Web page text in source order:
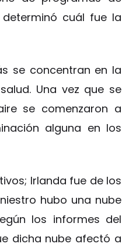
cuál fue la
se concentran en la
Una vez que se
se comenzaron a
alguna en los
Irlanda fue de los
hubo una nube
los informes del
dicha nube afectó a